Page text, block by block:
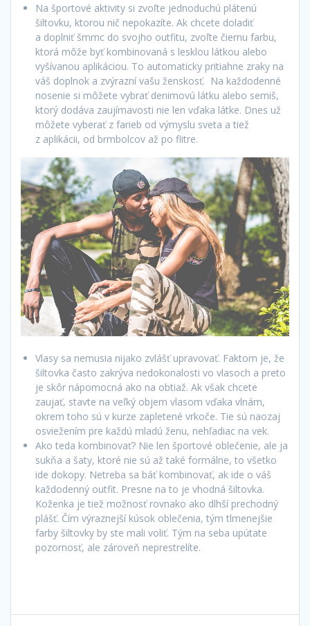
Na športové aktivity si zvoľte jednoduchú plátenú
šiltovku, ktorou nič nepokazíte. Ak chcete doladiť
a doplniť šmrnc do svojho outfitu, zvoľte čiernu farbu,
ktorá môže byť kombinovaná s lesklou látkou alebo
vyšívanou aplikáciou. To automaticky pritiahne zraky na
váš doplnok a zvýrazní vašu ženskosť. Na každodenné
nosenie si môžete vybrať denimovú látku alebo semiš,
ktorý dodáva zaujímavosti nie len vďaka látke. Dnes už
môžete vyberať z farieb od výmyslu sveta a tiež
z aplikácii, od brmbolcov až po flitre.
Vlasy sa nemusia nijako zvlášť upravovať. Faktom je, že
šiltovka často zakrýva nedokonalosti vo vlasoch a preto
je skôr nápomocná ako na obtiaž. Ak však chcete
zaujať, stavte na veľký objem vlasom vďaka vlnám,
okrem toho sú v kurze zapletené vrkoče. Tie sú naozaj
osviežením pre každú mladú ženu, nehľadiac na vek.
Ako teda kombinovať? Nie len športové oblečenie, ale ja
sukňa a šaty, ktoré nie sú až také formálne, to všetko
ide dokopy. Netreba sa báť kombinovať, ak ide o váš
každodenný outfit. Presne na to je vhodná šiltovka.
Koženka je tiež možnosť rovnako ako dlhší prechodný
plášť. Čím výraznejší kúsok oblečenia, tým tlmenejšie
farby šiltovky by ste mali voliť. Tým na seba upútate
pozornosť, ale zároveň neprestrelíte.